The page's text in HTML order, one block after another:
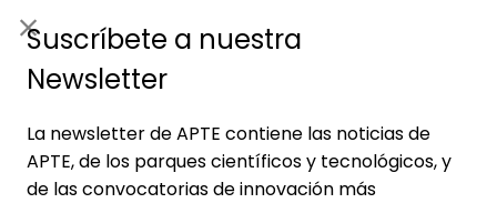
Suscríbete a nuestra
Newsletter
La newsletter de APTE contiene las noticias de
APTE, de los parques científicos y tecnológicos, y
de las convocatorias de innovación más